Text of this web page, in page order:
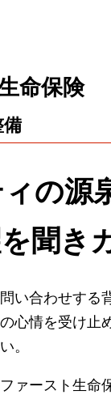
命保険
の源
聞き
い合わせする
心情を受け
。
ァースト生命